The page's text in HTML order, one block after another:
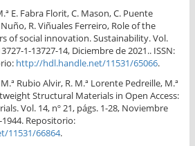
E. Fabra Florit, C. Mason, C. Puente
Nuño, R. Viñuales Ferreiro, Role of the
of social innovation. Sustainability. Vol.
1-13727-14, Diciembre de 2021.. ISSN:
http://hdl.handle.net/11531/65066.
Rubio Alvir, R. M.ª Lorente Pedreille, M.ª
Structural Materials in Open Access:
Vol. 14, nº 21, págs. 1-28, Noviembre
1944. Repositorio:
11531/66864.